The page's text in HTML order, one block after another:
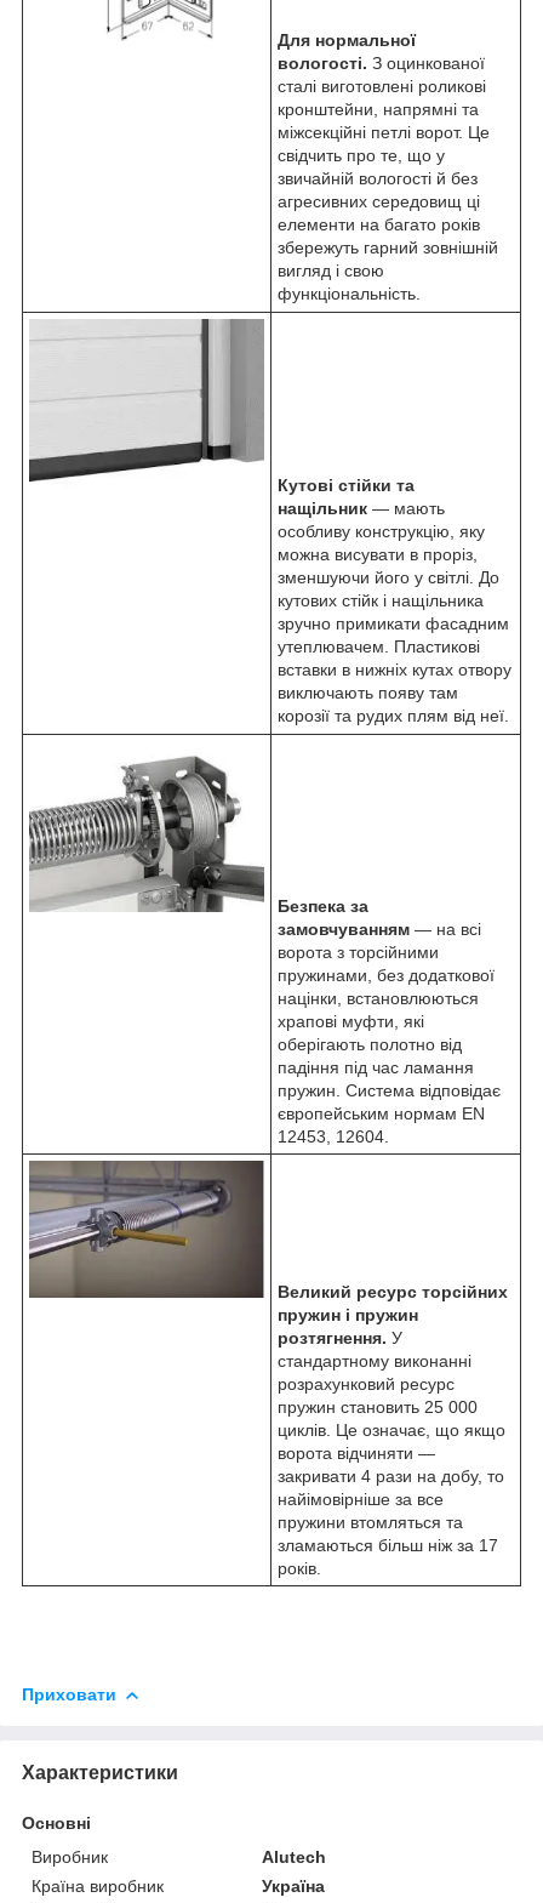
Для нормальної
вологості. З оцинкованої
сталі виготовлені роликові
кронштейни, напрямні та
міжсекційні петлі ворот. Це
свідчить про те, що у
звичайній вологості й без
агресивних середовищ ці
елементи на багато років
збережуть гарний зовнішній
вигляд і свою
функціональність.
Кутові стійки та
нащільник — мають
особливу конструкцію, яку
можна висувати в проріз,
зменшуючи його у світлі. До
кутових стійк і нащільника
зручно примикати фасадним
утеплювачем. Пластикові
вставки в нижніх кутах отвору
виключають появу там
корозії та рудих плям від неї.
Безпека за
замовчуванням — на всі
ворота з торсійними
пружинами, без додаткової
націнки, встановлюються
храпові муфти, які
оберігають полотно від
падіння під час ламання
пружин. Система відповідає
європейським нормам EN
12453, 12604.
Великий ресурс торсійних
пружин і пружин
розтягнення. У
стандартному виконанні
розрахунковий ресурс
пружин становить 25 000
циклів. Це означає, що якщо
ворота відчиняти —
закривати 4 рази на добу, то
найімовірніше за все
пружини втомляться та
зламаються більш ніж за 17
років.
Приховати
Характеристики
Основні
Виробник
Alutech
Країна виробник
Україна